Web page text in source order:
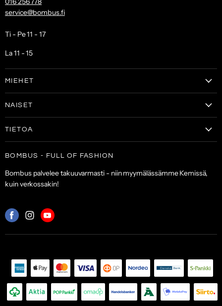
service@bombus.fi
Ti - Pe 11 - 17
La 11 - 15
MIEHET
Laukut & lompakot
Asusteet
ALE
NAISET
Laukut & lompakot
TIETOA
Toimitus- ja maksuehdot
Palveluehdot
BOMBUS - FULL OF FASHION
Bombus palvelee takuuvarmasti - niin myymälässämme Kemissä,
kuin verkossakin!
Mistä
MistäMistä